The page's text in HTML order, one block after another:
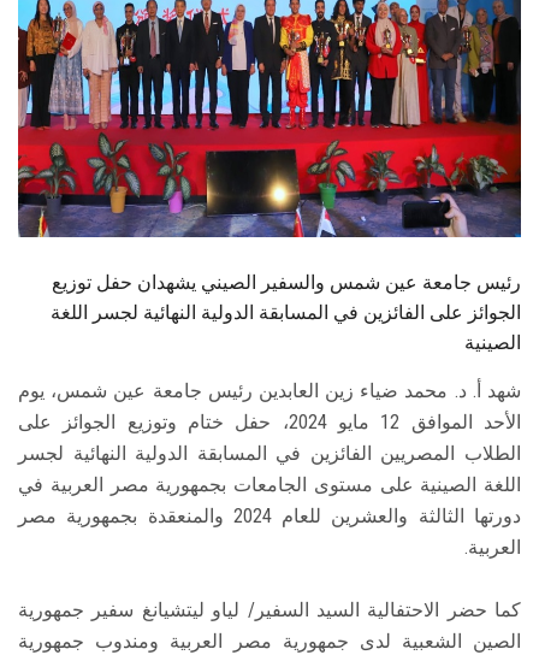
الخريجين
الموظفون
الزائـرون
رئيس جامعة عين شمس والسفير الصيني يشهدان حفل توزيع
الجوائز على الفائزين في المسابقة الدولية النهائية لجسر اللغة
الصينية
شهد أ. د. محمد ضياء زين العابدين رئيس جامعة عين شمس، يوم
الأحد الموافق 12 مايو 2024، حفل ختام وتوزيع الجوائز على
الطلاب المصريين الفائزين في المسابقة الدولية النهائية لجسر
اللغة الصينية على مستوى الجامعات بجمهورية مصر العربية في
دورتها الثالثة والعشرين للعام 2024 والمنعقدة بجمهورية مصر
العربية.
كما حضر الاحتفالية السيد السفير/ لياو ليتشيانغ سفير جمهورية
الصين الشعبية لدى جمهورية مصر العربية ومندوب جمهورية